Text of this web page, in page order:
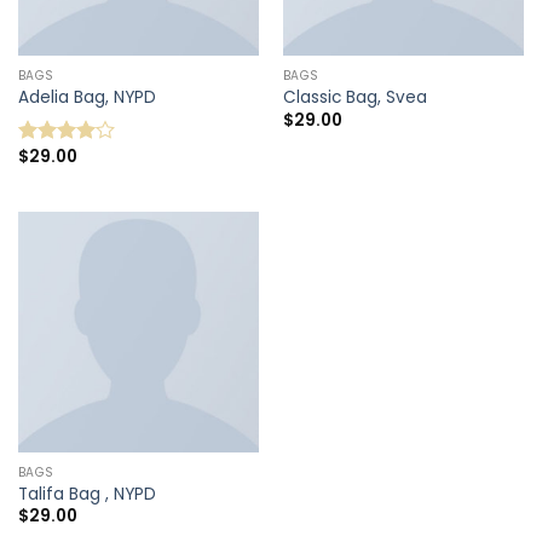
BAGS
Adelia Bag, NYPD
Note
$29.00
BAGS
Classic Bag, Svea
$29.00
BAGS
Talifa Bag , NYPD
$29.00